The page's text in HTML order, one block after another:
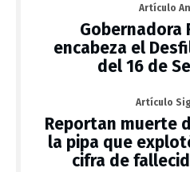
Artículo
Gobernadora
encabeza el
del 16 de
Artículo
Reportan muerte
la pipa que
cifra de